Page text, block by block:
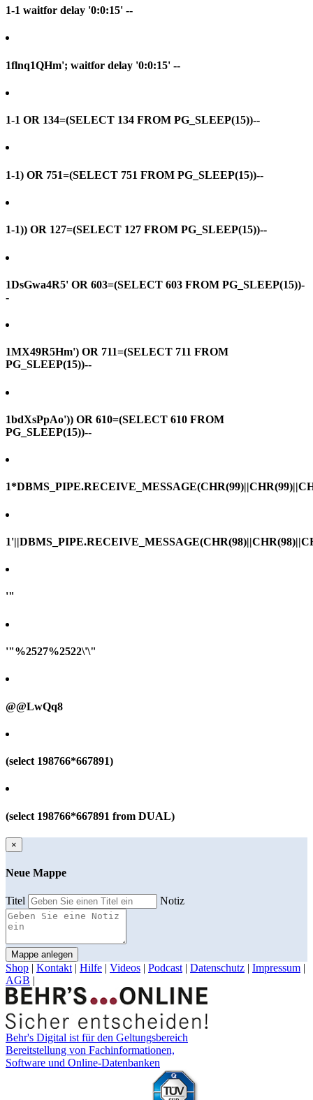
1-1 waitfor delay '0:0:15' --
1flnq1QHm'; waitfor delay '0:0:15' --
1-1 OR 134=(SELECT 134 FROM PG_SLEEP(15))--
1-1) OR 751=(SELECT 751 FROM PG_SLEEP(15))--
1-1)) OR 127=(SELECT 127 FROM PG_SLEEP(15))--
1DsGwa4R5' OR 603=(SELECT 603 FROM PG_SLEEP(15))-
-
1MX49R5Hm') OR 711=(SELECT 711 FROM
PG_SLEEP(15))--
1bdXsPpAo')) OR 610=(SELECT 610 FROM
PG_SLEEP(15))--
'"
'"%2527%2522\'\"
@@LwQq8
(select 198766*667891)
(select 198766*667891 from DUAL)
×
Neue Mappe
Titel Notiz
Mappe anlegen
Shop | Kontakt | Hilfe | Videos | Podcast | Datenschutz | Impressum |
AGB |
Behr's Digital ist für den Geltungsbereich
Bereitstellung von Fachinformationen,
Software und Online-Datenbanken